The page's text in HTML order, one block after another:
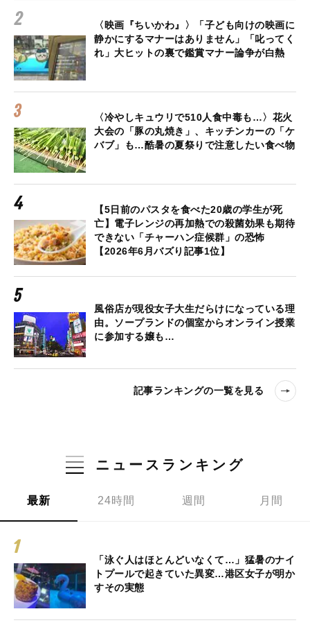
〈映画『ちいかわ』〉「子ども向けの映画に
静かにするマナーはありません」「叱ってく
れ」大ヒットの裏で鑑賞マナー論争が白熱
〈冷やしキュウリで510人食中毒も…〉花火
大会の「豚の丸焼き」、キッチンカーの「ケ
バブ」も…酷暑の夏祭りで注意したい食べ物
【5日前のパスタを食べた20歳の学生が死
亡】電子レンジの再加熱での殺菌効果も期待
できない「チャーハン症候群」の恐怖
【2026年6月バズり記事1位】
風俗店が現役女子大生だらけになっている理
由。ソープランドの個室からオンライン授業
に参加する嬢も…
記事ランキングの一覧を見る
ニュースランキング
最新 24時間 週間 月間
「泳ぐ人はほとんどいなくて…」猛暑のナイ
トプールで起きていた異変…港区女子が明か
すその実態